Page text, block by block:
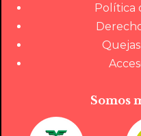
Política
Somos